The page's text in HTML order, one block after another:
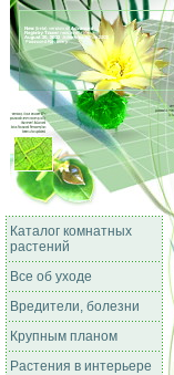
Каталог комнатных
растений
Все об уходе
Вредители, болезни
Крупным планом
Растения в интерьере